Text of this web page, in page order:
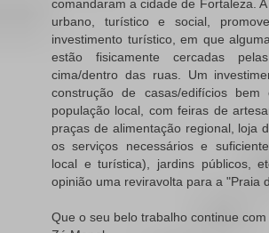
comandaram a cidade de Fortaleza.
urbano, turístico e social,
investimento turístico, em que
estão fisicamente cercadas
cima/dentro das ruas. Um
construção de casas/edifícios bem
população local, com feiras de
praças de alimentação regional, loja
os serviços necessários e
local e turística), jardins públicos,
opinião uma reviravolta para a "Praia
Que o seu belo trabalho continue com